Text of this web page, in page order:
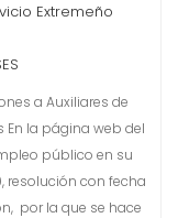
Extremeño
a Auxiliares de
En la página web del
público en su
resolución con fecha
por la que se hace